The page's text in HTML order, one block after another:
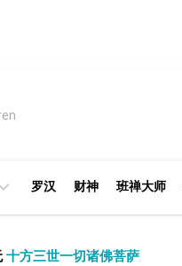
罗汉 财神 班禅大师
十方三世一切诸佛菩萨